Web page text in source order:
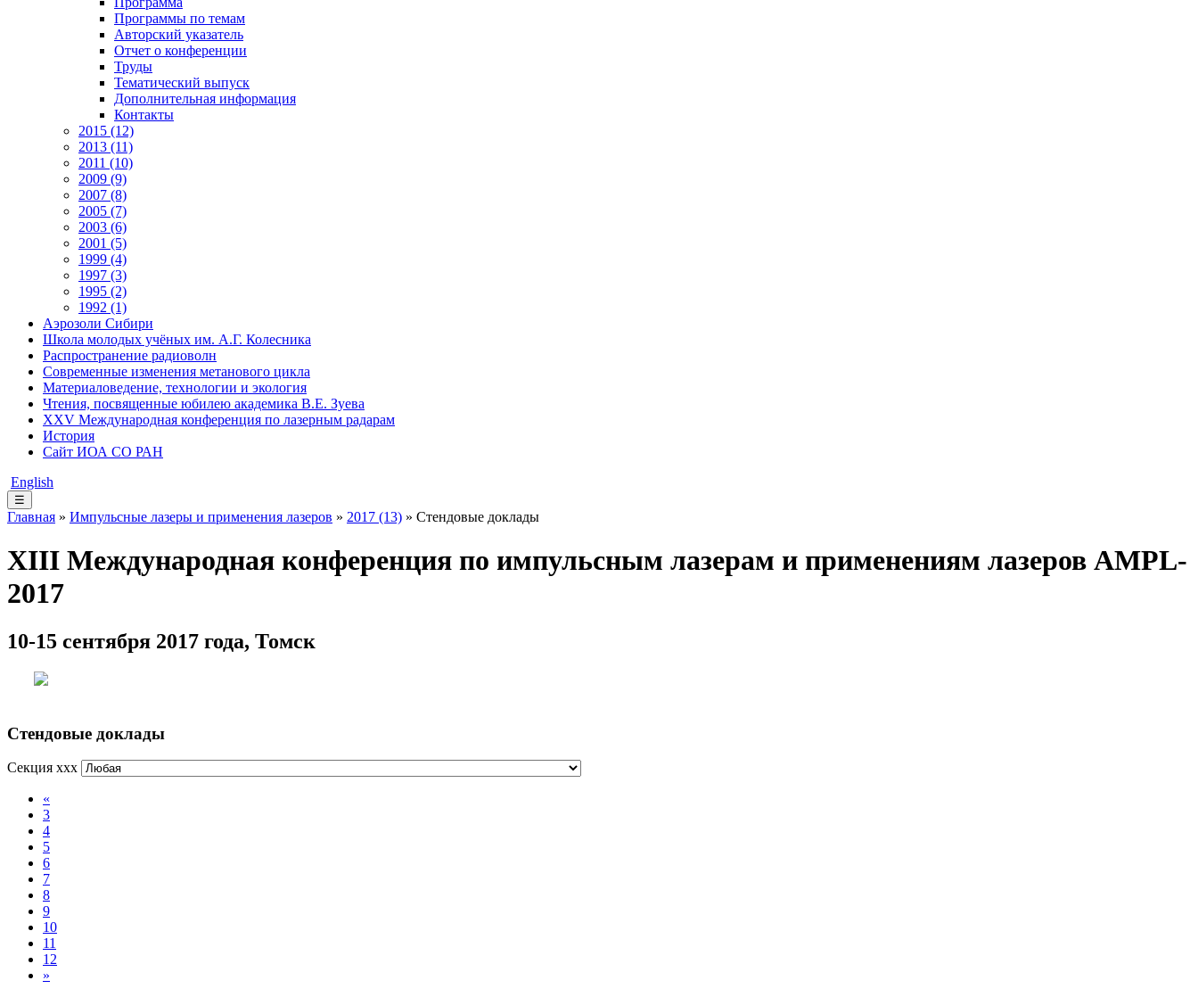
Программы по темам
Авторский указатель
Отчет о конференции
Труды
Тематический выпуск
Дополнительная информация
Контакты
2015 (12)
2013 (11)
2011 (10)
2009 (9)
2007 (8)
2005 (7)
2003 (6)
2001 (5)
1999 (4)
1997 (3)
1995 (2)
1992 (1)
Аэрозоли Сибири
Школа молодых учёных им. А.Г. Колесника
Распространение радиоволн
Современные изменения метанового цикла
Материаловедение, технологии и экология
Чтения, посвященные юбилею академика В.Е. Зуева
XXV Международная конференция по лазерным радарам
История
Сайт ИОА СО РАН
English
☰
Главная » Импульсные лазеры и применения лазеров » 2017 (13) » Стендовые доклады
XIII Международная конференция по импульсным лазерам и применениям лазеров AMPL-
2017
10-15 сентября 2017 года, Томск
Стендовые доклады
Секция xxx
«
3
4
5
6
7
8
9
10
11
12
»